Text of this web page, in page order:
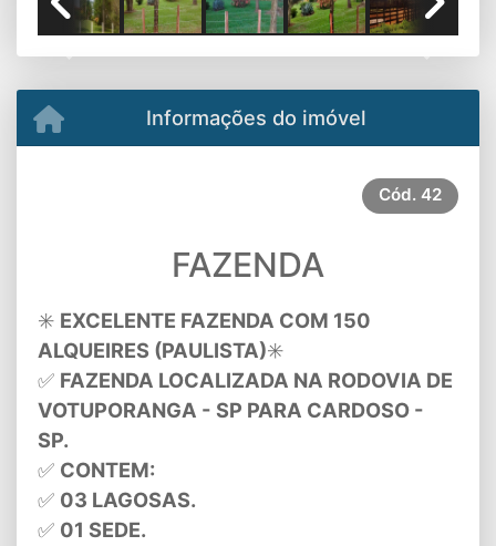
Informações do imóvel
Cód. 42
FAZENDA
✳️ EXCELENTE FAZENDA COM 150
ALQUEIRES (PAULISTA)✳️
✅ FAZENDA LOCALIZADA NA RODOVIA DE
VOTUPORANGA - SP PARA CARDOSO -
SP.
✅ CONTEM:
✅ 03 LAGOSAS.
✅ 01 SEDE.